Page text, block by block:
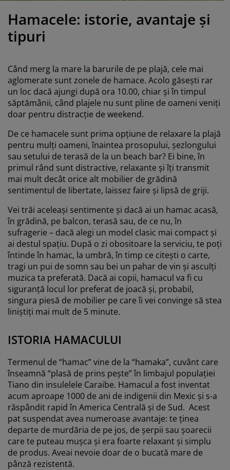
de saltea
Copii
copii
mobilierului
exterior
casă
pentru rufe
Hamacele: istorie, avantaje și
tipuri
Când merg la mare la barurile de pe plajă, cele mai
aglomerate sunt zonele de hamace. Acolo găsești rar
un loc dacă ajungi după ora 10.00, chiar și în timpul
săptămânii, când plajele nu sunt pline de oameni veniți
doar pentru distracție de weekend.
De ce hamacele sunt prima opțiune de relaxare la plajă
pentru mulți oameni, înaintea prosopului, șezlongului
sau setului de terasă de la un beach bar? Ei bine, în
primul rând sunt distractive, relaxante și îți transmit
mai mult decât orice alt mobilier de grădină
sentimentul de libertate, laissez faire și lipsă de griji.
Vei trăi aceleași sentimente și dacă ai un hamac acasă,
în grădină, pe balcon, terasă sau, de ce nu, în
sufragerie – dacă alegi un model clasic mai compact și
ai destul spațiu. După o zi obositoare la serviciu, te poți
întinde în hamac, la umbră, în timp ce citești o carte,
tragi un pui de somn sau bei un pahar de vin și asculți
muzica ta preferată. Dacă ai copii, hamacul va fi cu
siguranță locul lor preferat de joacă și, probabil,
singura piesă de mobilier pe care îi vei convinge să stea
liniștiți mai mult de 5 minute.
ISTORIA HAMACULUI
Termenul de “hamac” vine de la “hamaka”, cuvânt care
înseamnă “plasă de prins pește” în limbajul populației
Tiano din insulelele Caraibe. Hamacul a fost inventat
acum aproape 1000 de ani de indigenii din Mexic și s-a
răspândit rapid în America Centrală și de Sud. Acest
pat suspendat avea numeroase avantaje: te ținea
departe de murdăria de pe jos, de șerpii sau șoarecii
care te puteau mușca și era foarte relaxant și simplu
de produs. Aveai nevoie doar de o bucată mare de
pânză rezistentă.